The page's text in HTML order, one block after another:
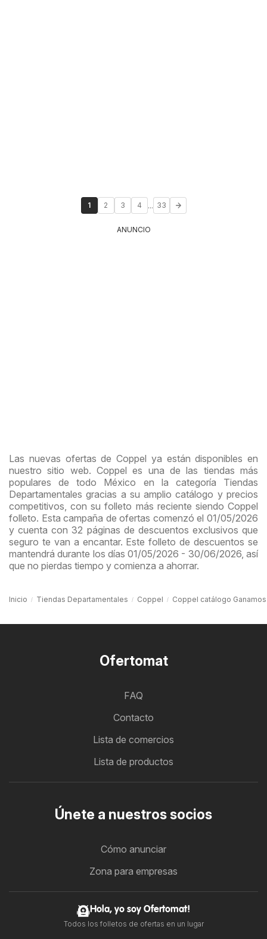
1 2 3 4 ... 33
ANUNCIO
Las nuevas ofertas de Coppel ya están disponibles en
nuestro sitio web. Coppel es una de las tiendas más
populares de todo México en la categoría Tiendas
Departamentales gracias a su amplio catálogo y precios
competitivos, con su folleto más reciente siendo Coppel
folleto. Esta campaña de ofertas comenzó el 01/05/2026
y cuenta con 32 páginas de descuentos exclusivos que
seguro te van a encantar. Este folleto de descuentos se
mantendrá durante los días 01/05/2026 - 30/06/2026, así
que no pierdas tiempo y comienza a ahorrar.
Inicio Tiendas Departamentales Coppel Coppel catálogo Ganamos
Ofertomat
FAQ
Contacto
Lista de comercios
Lista de productos
Únete a nuestros socios
Cómo anunciar
Zona para empresas
Hola, yo soy Ofertomat!
Todos los folletos de ofertas en un lugar